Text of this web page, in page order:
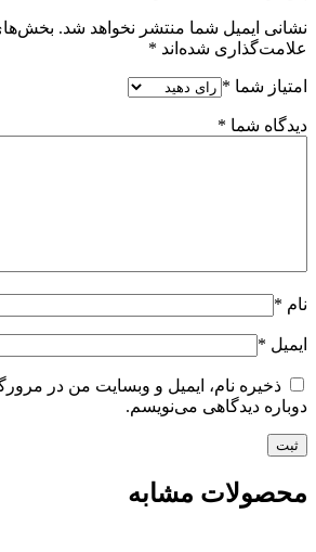
نشانی ایمیل شما منتشر نخواهد شد.
علامت‌گذاری شده‌اند *
امتیاز شما *
دیدگاه شما *
نام *
ایمیل *
ذخیره نام، ایمیل و وبسایت من در
دوباره دیدگاهی می‌نویسم.
محصولات مشابه